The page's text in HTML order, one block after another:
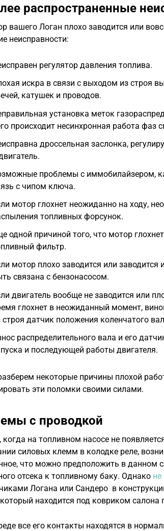
распространенные
вашего Логан плохо заводится или
неисправности:
регулятор давления топлива.
искра в связи с выходом из строя
катушек и проводов.
установка меток
происходит несинхронная работа фаз
дроссельная заслонка,
проблемы с иммобилайзером,
с чипом ключа.
мотор глохнет неожиданно на ходу,
топливных форсунок.
одной причиной того, что мотор
фильтр.
мотор плохо заводится или
связана с бензонасосом.
двигатель вообще не заводится или
глохнет в неожиданный момент,
строя датчик положения коленчатого
распределительного вала и его
и последующей работы двигателя.
некоторые причины плохой
эти поломки своими силами.
с проводкой
когда на топливном насосе не
силовых клемм в колодке реле,
что можно предположить в данном
отсека к топливному баку. Однако не
Логана или Сандеро в
находится под ковриком салона
все его контакты находятся в